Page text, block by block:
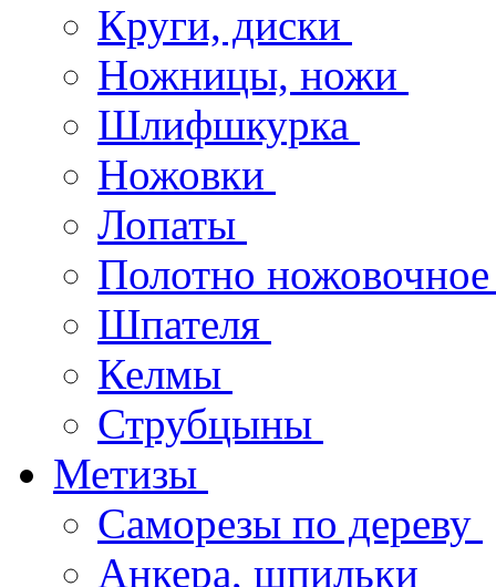
Круги, диски
Ножницы, ножи
Шлифшкурка
Ножовки
Лопаты
Полотно
Шпателя
Келмы
Струбцыны
Метизы
Саморезы по дереву
Анкера, шпильки